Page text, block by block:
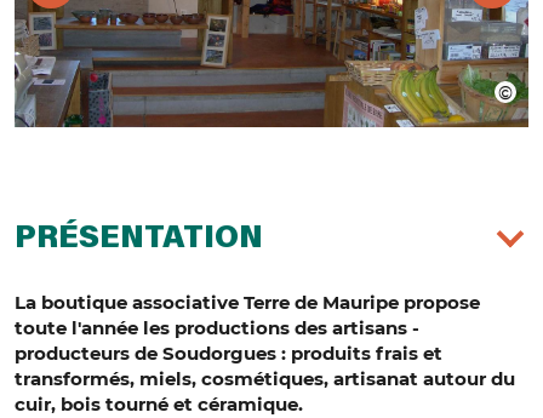
PRÉSENTATION
La boutique associative Terre de Mauripe propose
toute l'année les productions des artisans -
producteurs de Soudorgues : produits frais et
transformés, miels, cosmétiques, artisanat autour du
cuir, bois tourné et céramique.